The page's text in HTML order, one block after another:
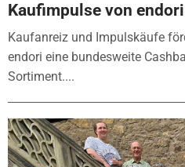
Kaufimpulse von
Kaufanreiz und Impulskäufe
endori eine bundesweite
Sortiment....